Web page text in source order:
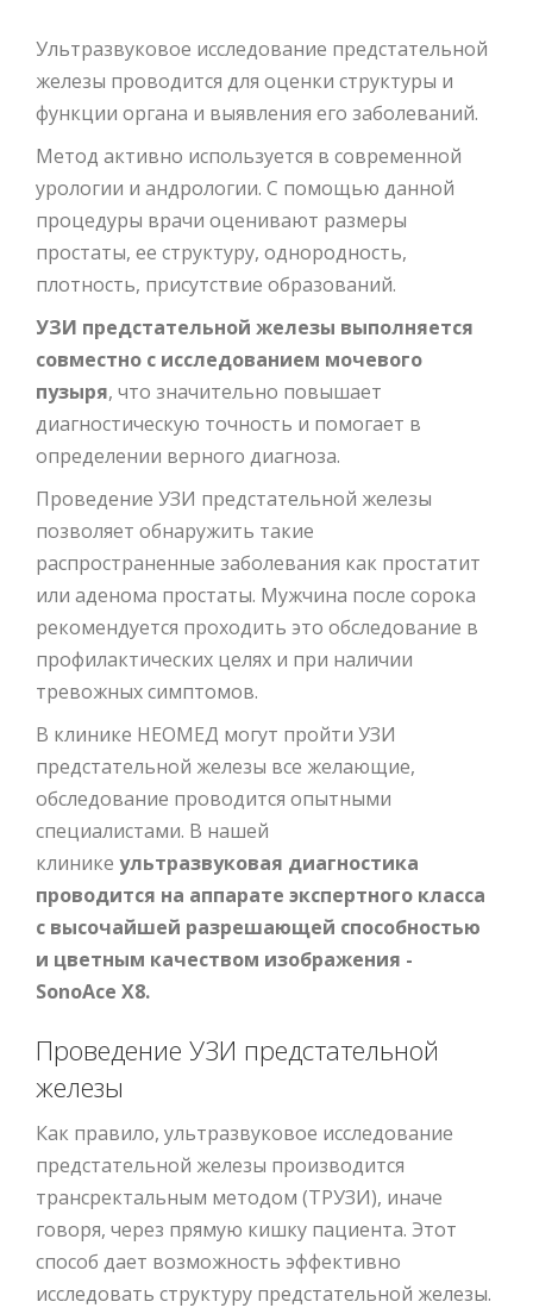
Ультразвуковое исследование предстательной
железы проводится для оценки структуры и
функции органа и выявления его заболеваний.
Метод активно используется в современной
урологии и андрологии. С помощью данной
процедуры врачи оценивают размеры
простаты, ее структуру, однородность,
плотность, присутствие образований.
УЗИ предстательной железы выполняется
совместно с исследованием мочевого
пузыря, что значительно повышает
диагностическую точность и помогает в
определении верного диагноза.
Проведение УЗИ предстательной железы
позволяет обнаружить такие
распространенные заболевания как простатит
или аденома простаты. Мужчина после сорока
рекомендуется проходить это обследование в
профилактических целях и при наличии
тревожных симптомов.
В клинике НЕОМЕД могут пройти УЗИ
предстательной железы все желающие,
обследование проводится опытными
специалистами. В нашей
клинике ультразвуковая диагностика
проводится на аппарате экспертного класса
с высочайшей разрешающей способностью
и цветным качеством изображения -
SonoAce X8.
Проведение УЗИ предстательной
железы
Как правило, ультразвуковое исследование
предстательной железы производится
трансректальным методом (ТРУЗИ), иначе
говоря, через прямую кишку пациента. Этот
способ дает возможность эффективно
исследовать структуру предстательной железы.